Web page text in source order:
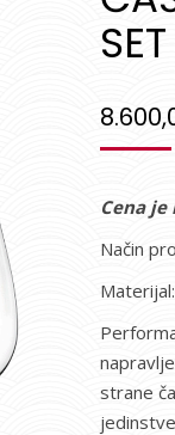
SET
ocena kupaca
Cena
Način
strane